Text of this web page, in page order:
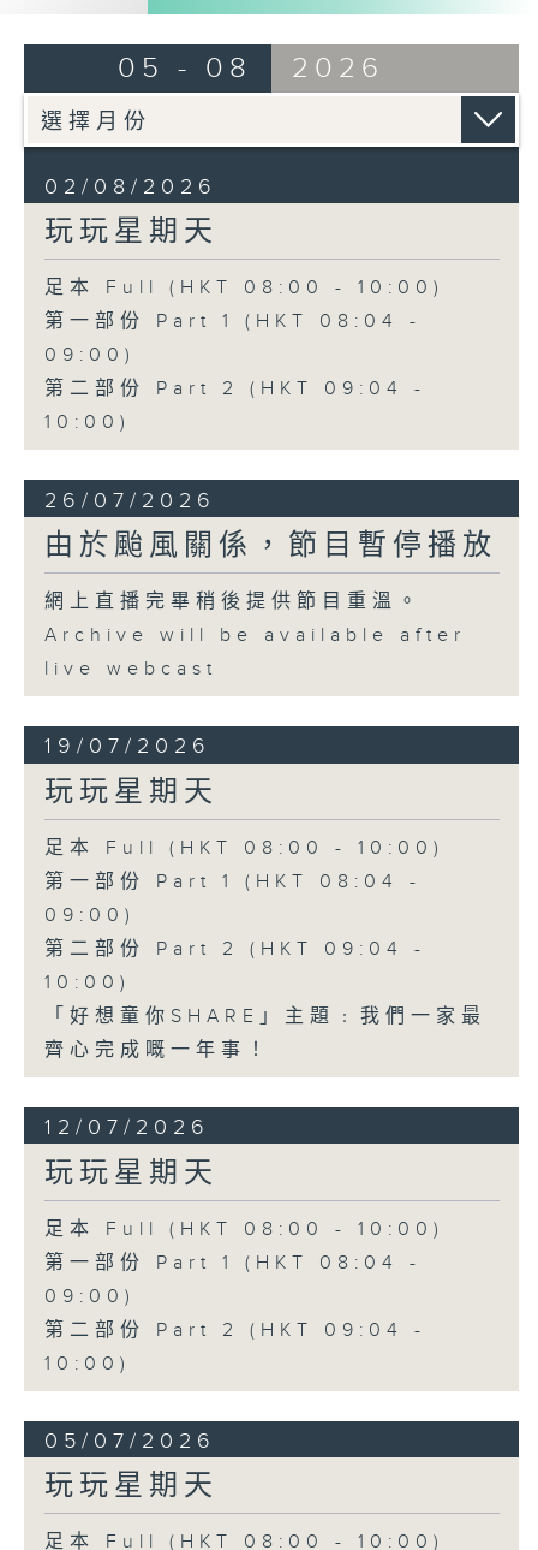
05 - 08 2026
02/08/2026
玩玩星期天
足本 Full (HKT 08:00 - 10:00)
第一部份 Part 1 (HKT 08:04 -
09:00)
第二部份 Part 2 (HKT 09:04 -
10:00)
26/07/2026
由於颱風關係，節目暫停播放
網上直播完畢稍後提供節目重溫。
Archive will be available after
live webcast
19/07/2026
玩玩星期天
足本 Full (HKT 08:00 - 10:00)
第一部份 Part 1 (HKT 08:04 -
09:00)
第二部份 Part 2 (HKT 09:04 -
10:00)
「好想童你SHARE」主題﹕我們一家最
齊心完成嘅一年事！
12/07/2026
玩玩星期天
足本 Full (HKT 08:00 - 10:00)
第一部份 Part 1 (HKT 08:04 -
09:00)
第二部份 Part 2 (HKT 09:04 -
10:00)
05/07/2026
玩玩星期天
足本 Full (HKT 08:00 - 10:00)